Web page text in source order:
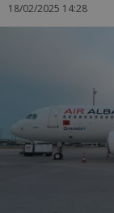
18/02/2025 14:28